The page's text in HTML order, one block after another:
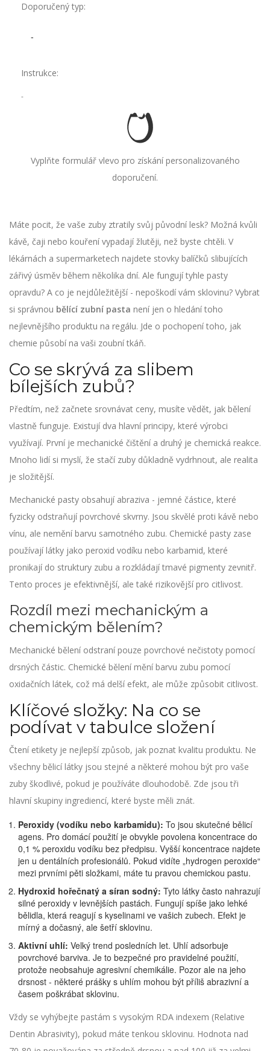
Doporučený typ:
-
Instrukce:
-
Vyplňte formulář vlevo pro získání personalizovaného
doporučení.
Máte pocit, že vaše zuby ztratily svůj původní lesk? Možná kvůli
kávě, čaji nebo kouření vypadají žlutěji, než byste chtěli. V
lékárnách a supermarketech najdete stovky balíčků slibujících
zářivý úsměv během několika dní. Ale fungují tyhle pasty
opravdu? A co je nejdůležitější - nepoškodí vám sklovinu? Vybrat
si správnou bělící zubní pasta není jen o hledání toho
nejlevnějšího produktu na regálu. Jde o pochopení toho, jak
chemie působí na vaši zoubní tkáň.
Co se skrývá za slibem
bílejších zubů?
Předtím, než začnete srovnávat ceny, musíte vědět, jak bělení
vlastně funguje. Existují dva hlavní principy, které výrobci
využívají. První je mechanické čištění a druhý je chemická reakce.
Mnoho lidí si myslí, že stačí zuby důkladně vydrhnout, ale realita
je složitější.
Mechanické pasty obsahují abraziva - jemné částice, které
fyzicky odstraňují povrchové skvrny. Jsou skvělé proti kávě nebo
vínu, ale nemění barvu samotného zubu. Chemické pasty zase
používají látky jako peroxid vodíku nebo karbamid, které
pronikají do struktury zubu a rozkládají tmavé pigmenty zevnitř.
Tento proces je efektivnější, ale také rizikovější pro citlivost.
Rozdíl mezi mechanickým a
chemickým bělením?
Mechanické bělení odstraní pouze povrchové nečistoty pomocí
drsných částic. Chemické bělení mění barvu zubu pomocí
oxidačních látek, což má delší efekt, ale může způsobit citlivost.
Klíčové složky: Na co se
podívat v tabulce složení
Čtení etikety je nejlepší způsob, jak poznat kvalitu produktu. Ne
všechny bělicí látky jsou stejné a některé mohou být pro vaše
zuby škodlivé, pokud je používáte dlouhodobě. Zde jsou tři
hlavní skupiny ingrediencí, které byste měli znát.
Peroxidy (vodíku nebo karbamidu): To jsou skutečné bělicí
agens. Pro domácí použití je obvykle povolena koncentrace do
0,1 % peroxidu vodíku bez předpisu. Vyšší koncentrace najdete
jen u dentálních profesionálů. Pokud vidíte „hydrogen peroxide“
mezi prvními pěti složkami, máte tu pravou chemickou pastu.
Hydroxid hořečnatý a síran sodný: Tyto látky často nahrazují
silné peroxidy v levnějších pastách. Fungují spíše jako lehké
bělidla, která reagují s kyselinami ve vašich zubech. Efekt je
mírný a dočasný, ale šetří sklovinu.
Aktivní uhlí: Velký trend posledních let. Uhlí adsorbuje
povrchové barviva. Je to bezpečné pro pravidelné použití,
protože neobsahuje agresivní chemikálie. Pozor ale na jeho
drsnost - některé prášky s uhlím mohou být příliš abrazivní a
časem poškrábat sklovinu.
Vždy se vyhýbejte pastám s vysokým RDA indexem (Relative
Dentin Abrasivity), pokud máte tenkou sklovinu. Hodnota nad